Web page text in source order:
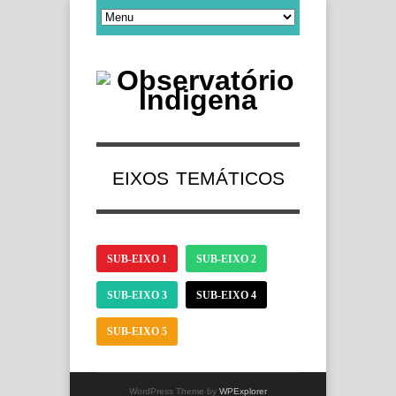
EIXOS TEMÁTICOS
SUB-EIXO 1 SUB-EIXO 2
SUB-EIXO 3 SUB-EIXO 4
SUB-EIXO 5
WordPress Theme by WPExplorer